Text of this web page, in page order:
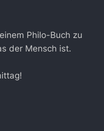
Philo-Buch zu
der Mensch ist.